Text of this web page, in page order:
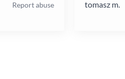
Report abuse
tomasz m.